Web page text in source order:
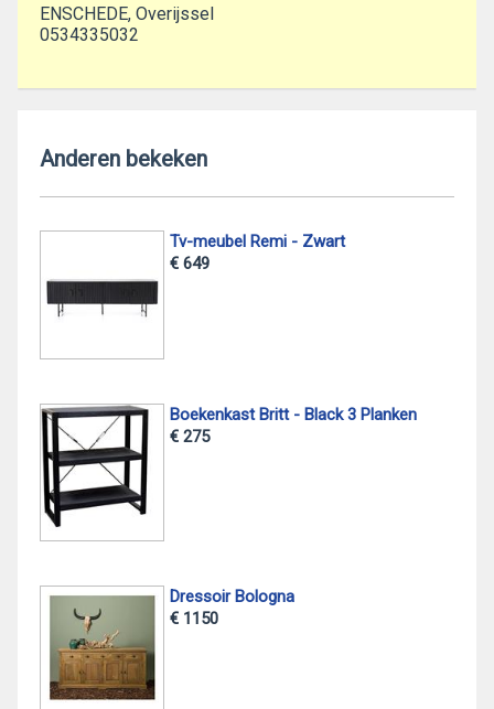
ENSCHEDE, Overijssel
0534335032
Anderen bekeken
Tv-meubel Remi - Zwart
€ 649
Boekenkast Britt - Black 3 Planken
€ 275
Dressoir Bologna
€ 1150